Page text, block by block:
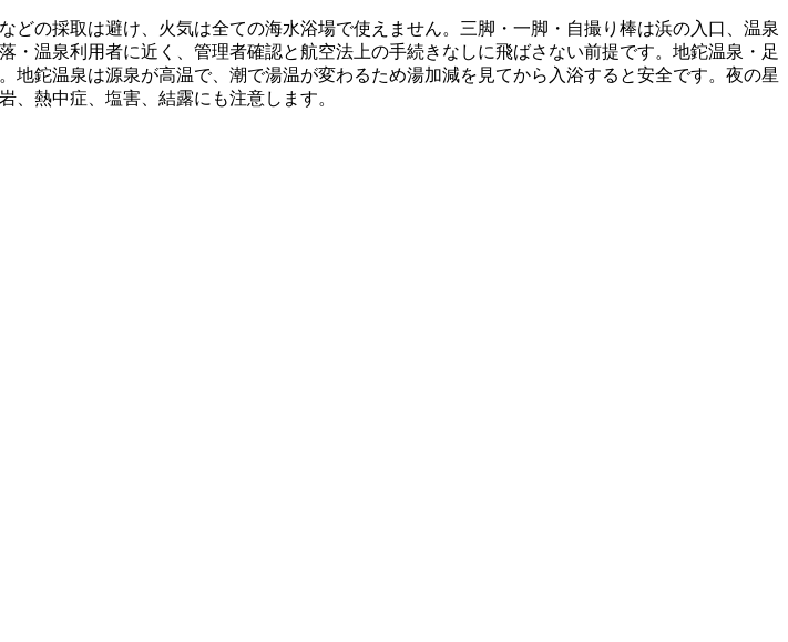
の採取は避け、火気は全ての海水浴場で使えません。三脚・一脚・自撮り棒は浜の入口、温泉
温泉利用者に近く、管理者確認と航空法上の手続きなしに飛ばさない前提です。地鉈温泉・足
鉈温泉は源泉が高温で、潮で湯温が変わるため湯加減を見てから入浴すると安全です。夜の星
熱中症、塩害、結露にも注意します。